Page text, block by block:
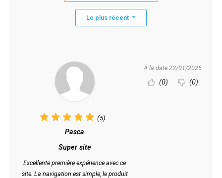
Le plus récent
(5)
Pasca
Super site
Excellente première expérience avec ce
site. La navigation est simple, le produit
À la date 22/01/2025
(0) (0)